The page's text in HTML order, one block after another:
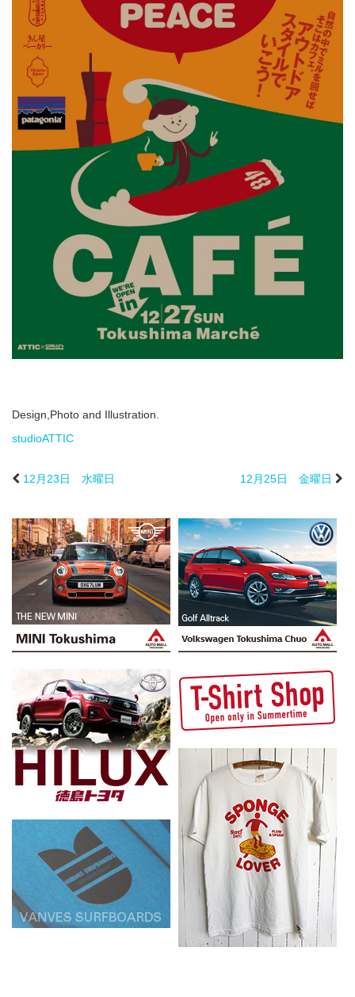
Design,Photo and Illustration.
studioATTIC
12月23日 水曜日 12月25日 金曜日